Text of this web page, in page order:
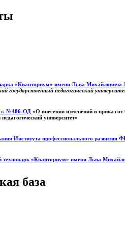
«Кванториум» имени Льва Михайловича
государственный педагогический
г. №486-ОД «О внесении изменений в приказ
университет»
Института профессионального
«Кванториум» имени Льва
база